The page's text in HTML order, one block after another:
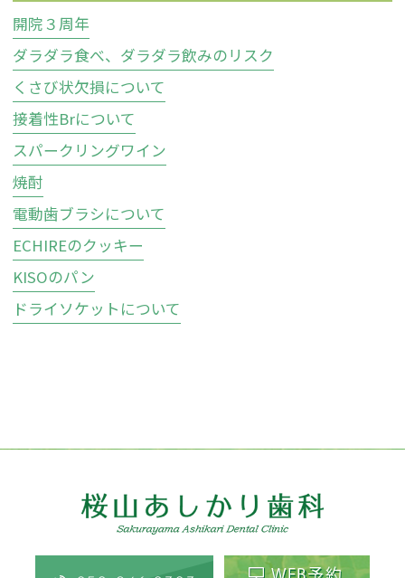
開院３周年
ダラダラ食べ、ダラダラ飲みのリスク
くさび状欠損について
接着性Brについて
スパークリングワイン
焼酎
電動歯ブラシについて
ECHIREのクッキー
KISOのパン
ドライソケットについて
WEB予約